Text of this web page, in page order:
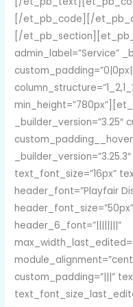
[/et_pb_code][/
[/
admin_label=”Service”
_builder_version=”3.25″
text_font_size=”16px”
header_font=”Playfair
header_6_font=”||||||||”
custom_padding=”|||”